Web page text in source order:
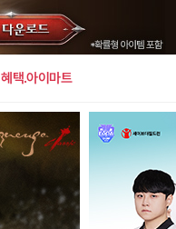
혜택.아이마트